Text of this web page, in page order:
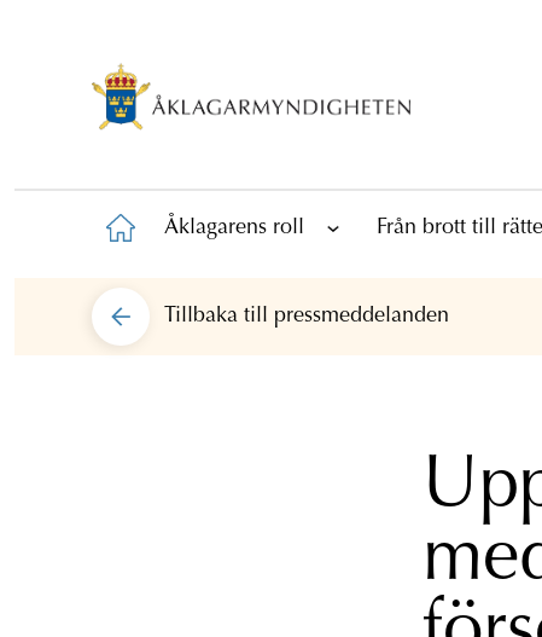
Åklagarens roll Från brott till
Tillbaka till pressmeddelanden